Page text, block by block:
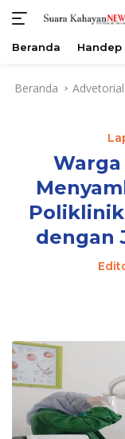
Beranda Handep
Beranda Advetorial
dengan